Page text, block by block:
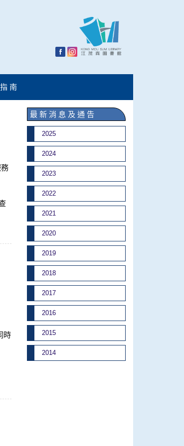
南
時
最 新 消 息 及 通 告
2025
2024
2023
2022
2021
2020
2019
2018
2017
2016
2015
2014